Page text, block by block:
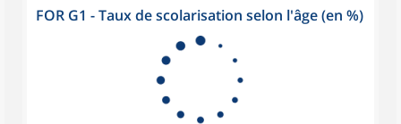
FOR G1 - Taux de scolarisation selon l'âge (en %)